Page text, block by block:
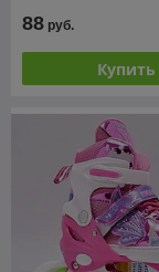
88 руб.
Купить